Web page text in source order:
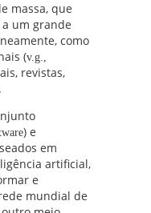
massa, que
um grande
como
(v.g.,
revistas,
) e
em
artificial,
e
mundial de